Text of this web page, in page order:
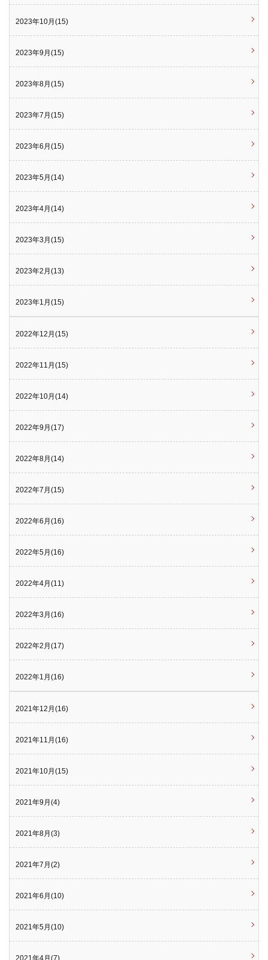
2023年10月(15)
2023年9月(15)
2023年8月(15)
2023年7月(15)
2023年6月(15)
2023年5月(14)
2023年4月(14)
2023年3月(15)
2023年2月(13)
2023年1月(15)
2022年12月(15)
2022年11月(15)
2022年10月(14)
2022年9月(17)
2022年8月(14)
2022年7月(15)
2022年6月(16)
2022年5月(16)
2022年4月(11)
2022年3月(16)
2022年2月(17)
2022年1月(16)
2021年12月(16)
2021年11月(16)
2021年10月(15)
2021年9月(4)
2021年8月(3)
2021年7月(2)
2021年6月(10)
2021年5月(10)
2021年4月(7)